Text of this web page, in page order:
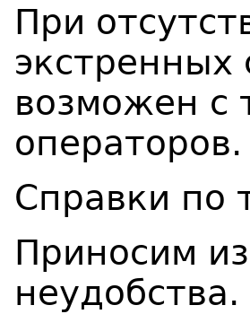
При
возможен с
операторов.
Справки по
Приносим
неудобства.